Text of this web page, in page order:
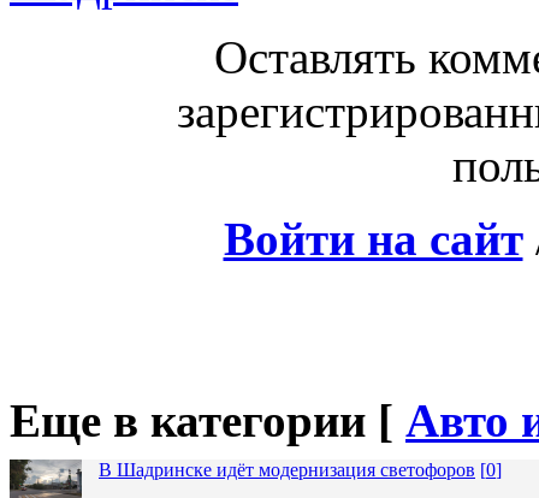
Оставлять
Войти на сайт
Еще в категории [ Авто
В Шадринске идёт модернизация светофоров [0]